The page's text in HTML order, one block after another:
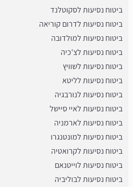
ביטוח נסיעות לסקוטלנד
ביטוח נסיעות לדרום קוריאה
ביטוח נסיעות למולדובה
ביטוח נסיעות לצ'כיה
ביטוח נסיעות לשוויץ
ביטוח נסיעות לליטא
ביטוח נסיעות לנורבגיה
ביטוח נסיעות לאיי סיישל
ביטוח נסיעות לארמניה
ביטוח נסיעות למונטנגרו
ביטוח נסיעות לקרואטיה
ביטוח נסיעות לוייטנאם
ביטוח נסיעות לבוליביה